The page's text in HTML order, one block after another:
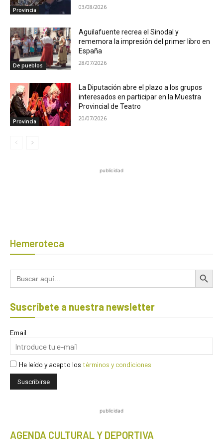
Provincia 03/08/2026
De pueblos
Aguilafuente recrea el Sinodal y
rememora la impresión del primer libro en
España
28/07/2026
Provincia
La Diputación abre el plazo a los grupos
interesados en participar en la Muestra
Provincial de Teatro
20/07/2026
publicidad
Hemeroteca
Buscar: Botón de
Suscríbete a nuestra newsletter
Email
He leído y acepto los términos y condiciones
publicidad
AGENDA CULTURAL Y DEPORTIVA